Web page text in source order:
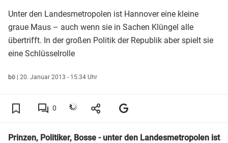
Unter den Landesmetropolen ist Hannover eine kleine
graue Maus – auch wenn sie in Sachen Klüngel alle
übertrifft. In der großen Politik der Republik aber spielt sie
eine Schlüsselrolle
bö | 20. Januar 2013 - 15:34 Uhr
0
Prinzen, Politiker, Bosse - unter den Landesmetropolen ist